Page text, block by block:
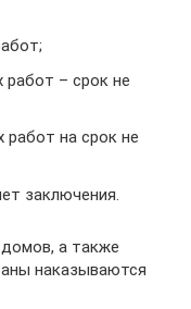
работ – срок не
работ на срок не
заключения.
а также
наказываются